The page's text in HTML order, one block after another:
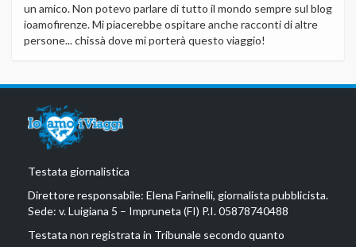
un amico. Non potevo parlare di tutto il mondo sempre sul blog
ioamofirenze. Mi piacerebbe ospitare anche racconti di altre
persone... chissà dove mi porterà questo viaggio!
Testata giornalistica
Direttore responsabile: Elena Farinelli, giornalista pubblicista.
Sede: v. Luigiana 5 – Impruneta (FI) P.I. 05878740488
Testata non registrata in Tribunale secondo quanto